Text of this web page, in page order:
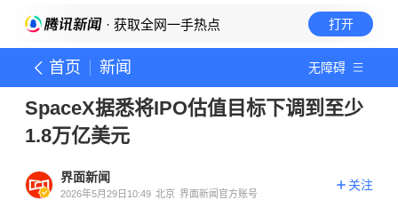
· 获取全网一手热点 打开
首页 新闻 无障碍
SpaceX据悉将IPO估值目标下调到至少
1.8万亿美元
界面新闻
2026年5月29日10:49 北京 界面新闻官方账号
关注